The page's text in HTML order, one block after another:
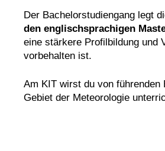
Der Bachelorstudiengang legt
den englischsprachigen
eine stärkere Profilbildung und
vorbehalten ist.
Am KIT wirst du von führenden
Gebiet der Meteorologie